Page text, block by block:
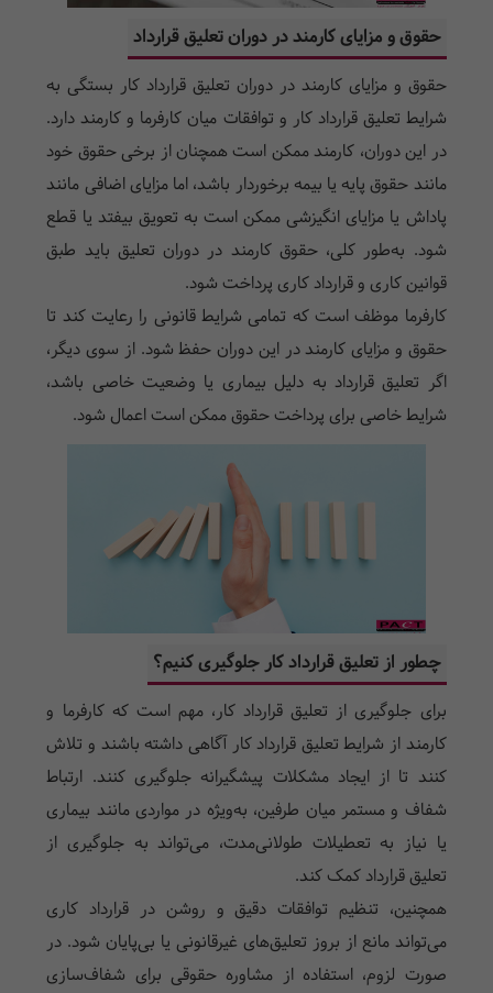
حقوق و مزایای کارمند در دوران تعلیق قرارداد
حقوق و مزایای کارمند در دوران تعلیق قرارداد کار بستگی به
شرایط تعلیق قرارداد کار و توافقات میان کارفرما و کارمند دارد.
در این دوران، کارمند ممکن است همچنان از برخی حقوق خود
مانند حقوق پایه یا بیمه برخوردار باشد، اما مزایای اضافی مانند
پاداش یا مزایای انگیزشی ممکن است به تعویق بیفتد یا قطع
شود. به‌طور کلی، حقوق کارمند در دوران تعلیق باید طبق
قوانین کاری و قرارداد کاری پرداخت شود.
کارفرما موظف است که تمامی شرایط قانونی را رعایت کند تا
حقوق و مزایای کارمند در این دوران حفظ شود. از سوی دیگر،
اگر تعلیق قرارداد به دلیل بیماری یا وضعیت خاصی باشد،
شرایط خاصی برای پرداخت حقوق ممکن است اعمال شود.
چطور از تعلیق قرارداد کار جلوگیری کنیم؟
برای جلوگیری از تعلیق قرارداد کار، مهم است که کارفرما و
کارمند از شرایط تعلیق قرارداد کار آگاهی داشته باشند و تلاش
کنند تا از ایجاد مشکلات پیشگیرانه جلوگیری کنند. ارتباط
شفاف و مستمر میان طرفین، به‌ویژه در مواردی مانند بیماری
یا نیاز به تعطیلات طولانی‌مدت، می‌تواند به جلوگیری از
تعلیق قرارداد کمک کند.
همچنین، تنظیم توافقات دقیق و روشن در قرارداد کاری
می‌تواند مانع از بروز تعلیق‌های غیرقانونی یا بی‌پایان شود. در
صورت لزوم، استفاده از مشاوره حقوقی برای شفاف‌سازی